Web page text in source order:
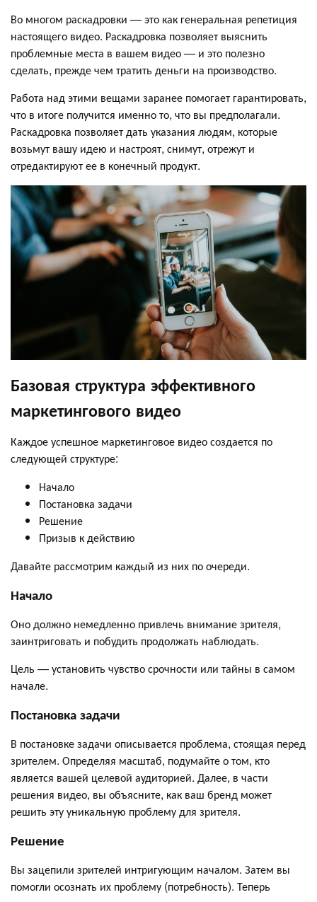
Во многом раскадровки — это как генеральная репетиция
настоящего видео. Раскадровка позволяет выяснить
проблемные места в вашем видео — и это полезно
сделать, прежде чем тратить деньги на производство.
Работа над этими вещами заранее помогает гарантировать,
что в итоге получится именно то, что вы предполагали.
Раскадровка позволяет дать указания людям, которые
возьмут вашу идею и настроят, снимут, отрежут и
отредактируют ее в конечный продукт.
Базовая структура эффективного
маркетингового видео
Каждое успешное маркетинговое видео создается по
следующей структуре:
Начало
Постановка задачи
Решение
Призыв к действию
Давайте рассмотрим каждый из них по очереди.
Начало
Оно должно немедленно привлечь внимание зрителя,
заинтриговать и побудить продолжать наблюдать.
Цель — установить чувство срочности или тайны в самом
начале.
Постановка задачи
В постановке задачи описывается проблема, стоящая перед
зрителем. Определяя масштаб, подумайте о том, кто
является вашей целевой аудиторией. Далее, в части
решения видео, вы объясните, как ваш бренд может
решить эту уникальную проблему для зрителя.
Решение
Вы зацепили зрителей интригующим началом. Затем вы
помогли осознать их проблему (потребность). Теперь